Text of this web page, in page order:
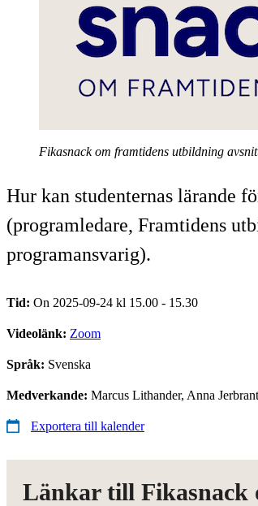
Fikasnack om framtidens utbildning
Hur kan studenternas lärande
(programledare, Framtidens
programansvarig).
Tid: On 2025-09-24 kl 15.00 - 15.30
Videolänk: Zoom
Språk: Svenska
Medverkande: Marcus Lithander, Anna
Exportera till kalender
Länkar till Fikasnack